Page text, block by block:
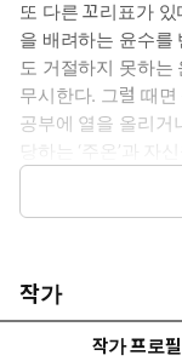
또 다른 꼬리표가
을 배려하는 윤수를
도 거절하지 못하는
무시한다. 그럴 때
공부에 열을 올리거
당하는 ‘주온’과 자
쫄과 엮여 함께 무
나가는 ‘권이철’에
처럼 ‘압도적인 사람
목소리가 크고, 욕
야 마는 권이철. 권
작가
작가 프로필